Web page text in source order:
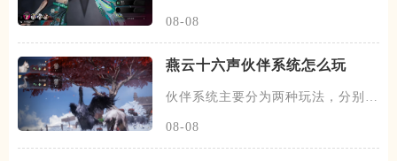
08-08
燕云十六声伙伴系统怎么玩
伙伴系统主要分为两种玩法，分别是
08-08